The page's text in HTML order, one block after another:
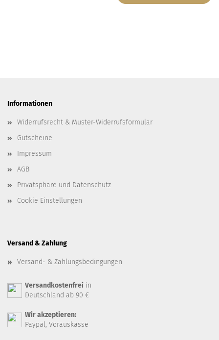
Informationen
Widerrufsrecht & Muster-Widerrufsformular
Gutscheine
Impressum
AGB
Privatsphäre und Datenschutz
Cookie Einstellungen
Versand & Zahlung
Versand- & Zahlungsbedingungen
Versandkostenfrei in
Deutschland ab 90 €
Wir akzeptieren:
Paypal, Vorauskasse